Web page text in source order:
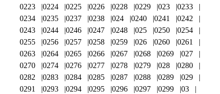
0223 0224 0225 0226 0228 0229 023
0233
0234
0235 0237 0238 024 0240 0241
0242
0243
0244 0246 0247 0248 025 0250
0254
0255
0256 0257 0258 0259 026 0260
0261
0263
0264 0265 0266 0267 0268 0269
027
0270
0274 0276 0277 0278 0279 028
0280
0282
0283 0284 0285 0287 0288 0289
029
0291
0293 0294 0295 0296 0297 0299
03